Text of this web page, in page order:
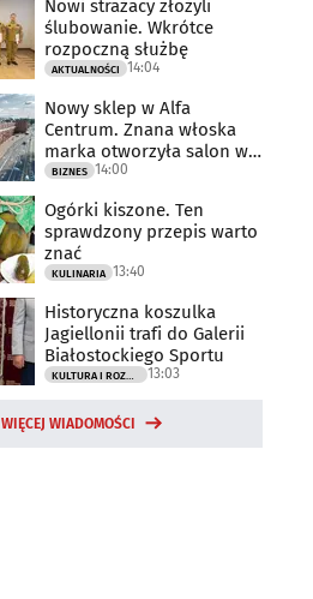
Nowi strażacy złożyli
ślubowanie. Wkrótce
rozpoczną służbę
AKTUALNOŚCI 14:04
Nowy sklep w Alfa
Centrum. Znana włoska
marka otworzyła salon w
Białymstoku
BIZNES 14:00
Ogórki kiszone. Ten
sprawdzony przepis warto
znać
KULINARIA 13:40
Historyczna koszulka
Jagiellonii trafi do Galerii
Białostockiego Sportu
13:03
WIĘCEJ WIADOMOŚCI